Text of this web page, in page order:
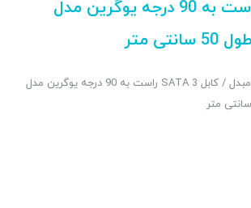
کابل SATA 3 راست به 90 درجه یوگرین مدل
مبدل
/ کابل SATA 3 راست به 90 درجه یوگرین مدل